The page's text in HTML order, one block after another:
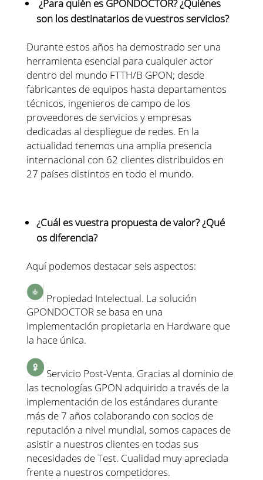
¿Para quién es GPONDOCTOR? ¿Quiénes
son los destinatarios de vuestros servicios?
Durante estos años ha demostrado ser una
herramienta esencial para cualquier actor
dentro del mundo FTTH/B GPON; desde
fabricantes de equipos hasta departamentos
técnicos, ingenieros de campo de los
proveedores de servicios y empresas
dedicadas al despliegue de redes. En la
actualidad tenemos una amplia presencia
internacional con 62 clientes distribuidos en
27 países distintos en todo el mundo.
¿Cuál es vuestra propuesta de valor? ¿Qué
os diferencia?
Aquí podemos destacar seis aspectos:
Propiedad Intelectual. La solución
GPONDOCTOR se basa en una
implementación propietaria en Hardware que
la hace única.
Servicio Post-Venta. Gracias al dominio de
las tecnologías GPON adquirido a través de la
implementación de los estándares durante
más de 7 años colaborando con socios de
reputación a nivel mundial, somos capaces de
asistir a nuestros clientes en todas sus
necesidades de Test. Cualidad muy apreciada
frente a nuestros competidores.